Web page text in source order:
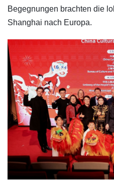
Begegnungen brachten die
Shanghai nach Europa.